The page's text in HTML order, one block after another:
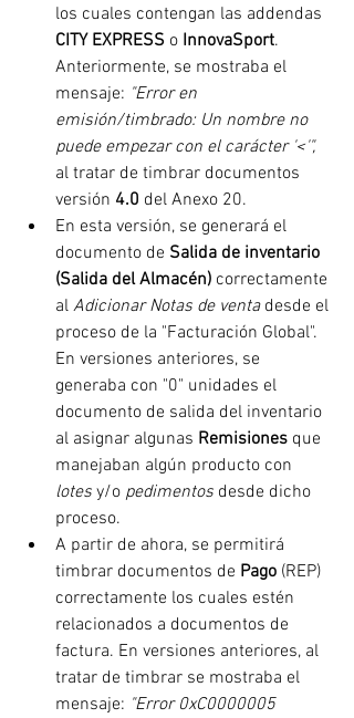
los cuales contengan las addendas
CITY EXPRESS o InnovaSport.
Anteriormente, se mostraba el
mensaje: "Error en
emisión/timbrado: Un nombre no
puede empezar con el carácter '<'",
al tratar de timbrar documentos
versión 4.0 del Anexo 20.
En esta versión, se generará el
documento de Salida de inventario
(Salida del Almacén) correctamente
al Adicionar Notas de venta desde el
proceso de la "Facturación Global".
En versiones anteriores, se
generaba con "0" unidades el
documento de salida del inventario
al asignar algunas Remisiones que
manejaban algún producto con
lotes y/o pedimentos desde dicho
proceso.
A partir de ahora, se permitirá
timbrar documentos de Pago (REP)
correctamente los cuales estén
relacionados a documentos de
factura. En versiones anteriores, al
tratar de timbrar se mostraba el
mensaje: "Error 0xC0000005